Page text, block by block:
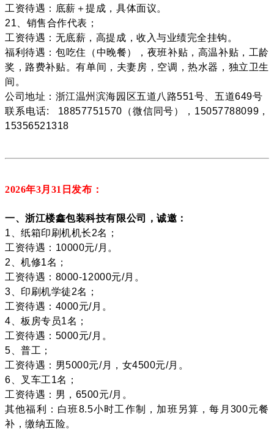
工资待遇：底薪＋提成，具体面议。
21、销售合作代表；
工资待遇：无底薪，高提成，收入与业绩完全挂钩。
福利待遇：包吃住（中晚餐），夜班补贴，高温补贴，工龄
奖，路费补贴。有单间，夫妻房，空调，热水器，独立卫生
间。
公司地址：浙江温州滨海园区五道八路551号、五道649号
联系电话: 18857751570（微信同号），15057788099，
15356521318
2026年3月31 日发布：
一、浙江楼鑫包装科技有限公司，诚邀：
1、纸箱印刷机机长2名；
工资待遇：10000元/月。
2、机修1名；
工资待遇：8000-12000元/月。
3、印刷机学徒2名；
工资待遇：4000元/月。
4、板房专员1名；
工资待遇：5000元/月。
5、普工；
工资待遇：男5000元/月，女4500元/月。
6、叉车工1名；
工资待遇：男，6500元/月。
其他福利：白班8.5小时工作制，加班另算，每月300元餐
补，缴纳五险。